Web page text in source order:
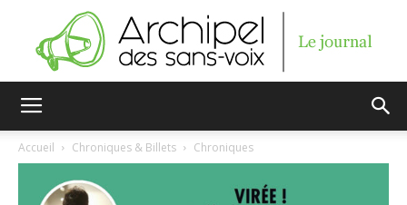
Accueil Chroniques & Billets Chroniques